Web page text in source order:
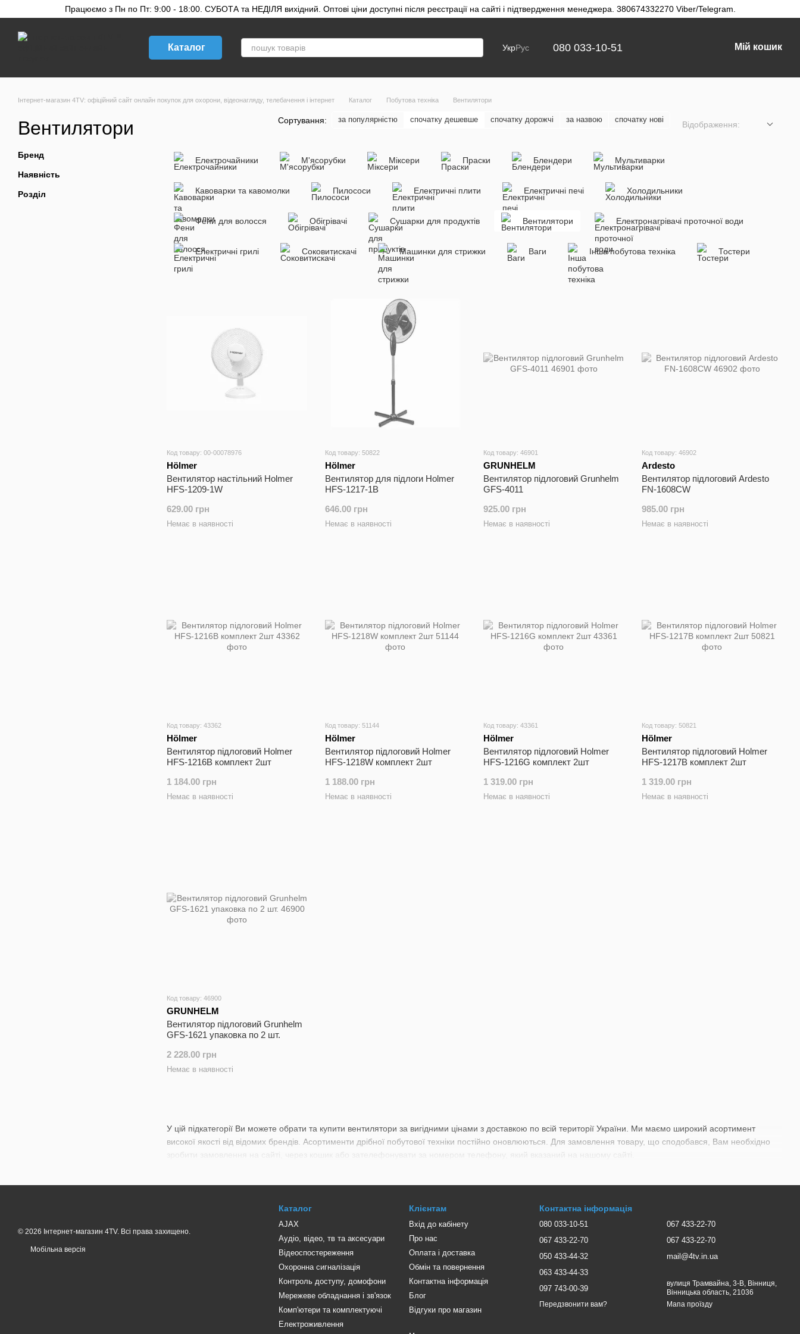
Перейти до основного контенту
Працюємо з Пн по Пт: 9:00 - 18:00. СУБОТА та НЕДІЛЯ вихідний. Оптові ціни доступні після реєстрації на сайті і підтвердження менеджера. 380674332270 Viber/Telegram.
Каталог УкрРус 080 033-10-51 Мій кошик
Інтернет-магазин 4TV: офіційний сайт онлайн покупок для охорони, відеонагляду, телебачення і інтернет Каталог Побутова техніка Вентилятори
Вентилятори Сортування: за популярністю спочатку дешевше спочатку дорожчі за назвою спочатку нові
Відображення:
Електрочайники М'ясорубки Міксери Праски Блендери Мультиварки
Кавоварки та кавомолки Пилососи Електричні плити Електричні печі Холодильники
Фени для волосся Обігрівачі Сушарки для продуктів Вентилятори Електронагрівачі проточної води
Електричні грилі Соковитискачі Машинки для стрижки Ваги Інша побутова техніка Тостери
У цій підкатегорії Ви можете обрати та купити вентилятори за вигідними цінами з доставкою по всій території України. Ми маємо широкий асортимент
високої якості від відомих брендів. Асортименти дрібної побутової техніки постійно оновлюються. Для замовлення товару, що сподобався, Вам необхідно
зробити замовлення на сайті, через кошик або зателефонувати за номером телефону, який вказаний на нашому сайті.
Код товару: 00-00078976
Hölmer
Вентилятор настільний Holmer
HFS-1209-1W
629.00 грн
Немає в наявності
Код товару: 50822
Hölmer
Вентилятор для підлоги Holmer
HFS-1217-1B
646.00 грн
Немає в наявності
Код товару: 46901
GRUNHELM
Вентилятор підлоговий Grunhelm
GFS-4011
925.00 грн
Немає в наявності
Код товару: 46902
Ardesto
Вентилятор підлоговий Ardesto
FN-1608CW
985.00 грн
Немає в наявності
Код товару: 43362
Hölmer
Вентилятор підлоговий Holmer
HFS-1216B комплект 2шт
1 184.00 грн
Немає в наявності
Код товару: 51144
Hölmer
Вентилятор підлоговий Holmer
HFS-1218W комплект 2шт
1 188.00 грн
Немає в наявності
Код товару: 43361
Hölmer
Вентилятор підлоговий Holmer
HFS-1216G комплект 2шт
1 319.00 грн
Немає в наявності
Код товару: 50821
Hölmer
Вентилятор підлоговий Holmer
HFS-1217B комплект 2шт
1 319.00 грн
Немає в наявності
Код товару: 46900
GRUNHELM
Вентилятор підлоговий Grunhelm
GFS-1621 упаковка по 2 шт.
2 228.00 грн
Немає в наявності
Бренд
Наявність
Розділ
© 2026 Інтернет-магазин 4TV. Всі права захищено.
Мобільна версія
Каталог
AJAX
Аудіо, відео, тв та аксесуари
Відеоспостереження
Охоронна сигналізація
Контроль доступу, домофони
Мережеве обладнання і зв'язок
Комп'ютери та комплектуючі
Електроживлення
Клієнтам
Вхід до кабінету
Про нас
Оплата і доставка
Обмін та повернення
Контактна інформація
Блог
Відгуки про магазин
Контактна інформація
080 033-10-51
067 433-22-70
050 433-44-32
063 433-44-33
097 743-00-39
Передзвонити вам?
067 433-22-70
067 433-22-70
mail@4tv.in.ua
вулиця Трамвайна, 3-В, Вінниця,
Вінницька область, 21036
Мапа проїзду